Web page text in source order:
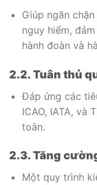
Giúp ngăn
nguy hiểm,
hành đoàn và
2.2. Tuân thủ
Đáp ứng các
ICAO, IATA, và
toàn.
2.3. Tăng
Một quy trình